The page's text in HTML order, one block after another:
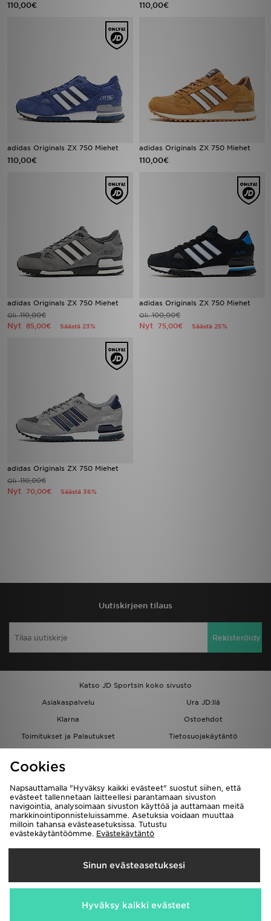
110,00€ 110,00€
adidas Originals ZX 750 Miehet
110,00€
adidas Originals ZX 750 Miehet
110,00€
adidas Originals ZX 750 Miehet
Oli110,00€
Nyt 85,00€ Säästä 23%
adidas Originals ZX 750 Miehet
Oli100,00€
Nyt 75,00€ Säästä 25%
adidas Originals ZX 750 Miehet
Oli110,00€
Nyt 70,00€ Säästä 36%
Uutiskirjeen tilaus
Rekisteröidy
Katso JD Sportsin koko sivusto
Asiakaspalvelu
Ura JD:llä
Klarna
Ostoehdot
Toimitukset ja Palautukset
Tietosuojakäytäntö
Löydä myymälä
Kumppanuusohjelma
JD Blog
Toimitetaan
Suomi
Me hyväksymme seuraavat maksutavat
Cookies
Napsauttamalla "Hyväksy kaikki evästeet" suostut siihen, että
evästeet tallennetaan laitteellesi parantamaan sivuston
navigointia, analysoimaan sivuston käyttöä ja auttamaan meitä
markkinointiponnisteluissamme. Asetuksia voidaan muuttaa
milloin tahansa evästeasetuksissa. Tutustu
evästekäytäntöömme. Evästekäytäntö
Sinun evästeasetuksesi
Hyväksy kaikki evästeet